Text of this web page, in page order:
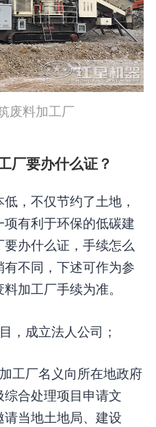
废料加工厂
厂要办什么证？
，不仅节约了土地，
有利于环保的低碳建
办什么证，手续怎么
不同，下述可作为参
加工厂手续为准。
，成立法人公司；
工厂名义向所在地政府
合处理项目申请文
当地土地局、建设